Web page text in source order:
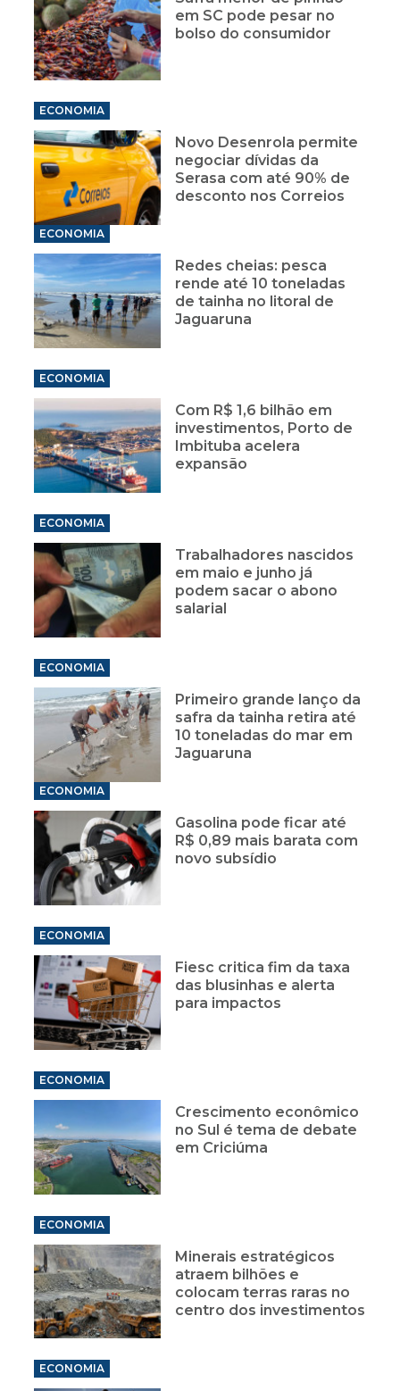
em SC pode pesar no
bolso do consumidor
ECONOMIA
Novo Desenrola permite
negociar dívidas da
Serasa com até 90% de
desconto nos Correios
ECONOMIA
Redes cheias: pesca
rende até 10 toneladas
de tainha no litoral de
Jaguaruna
ECONOMIA
Com R$ 1,6 bilhão em
investimentos, Porto de
Imbituba acelera
expansão
ECONOMIA
Trabalhadores nascidos
em maio e junho já
podem sacar o abono
salarial
ECONOMIA
Primeiro grande lanço da
safra da tainha retira até
10 toneladas do mar em
Jaguaruna
ECONOMIA
Gasolina pode ficar até
R$ 0,89 mais barata com
novo subsídio
ECONOMIA
Fiesc critica fim da taxa
das blusinhas e alerta
para impactos
ECONOMIA
Crescimento econômico
no Sul é tema de debate
em Criciúma
ECONOMIA
Minerais estratégicos
atraem bilhões e
colocam terras raras no
centro dos investimentos
ECONOMIA